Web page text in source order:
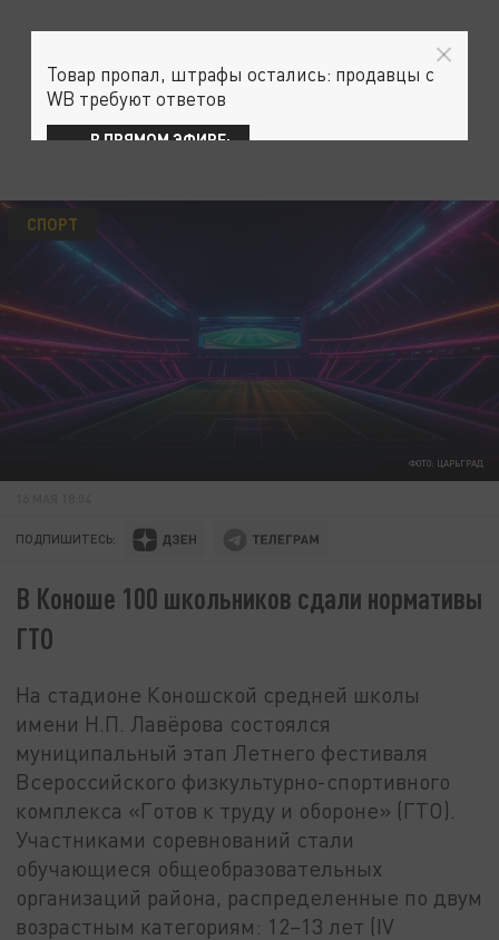
ФОТО: ЦАРЬГРАД
СПОРТ
ПОДПИШИТЕСЬ:
В Коноше 100 школьников сдали нормативы
ГТО
На стадионе Коношской средней школы
имени Н.П. Лавёрова состоялся
муниципальный этап Летнего фестиваля
Всероссийского физкультурно-спортивного
комплекса «Готов к труду и обороне» (ГТО).
Участниками соревнований стали
обучающиеся общеобразовательных
организаций района, распределенные по двум
возрастным категориям: 12–13 лет (IV
Товар пропал, штрафы остались: продавцы с
WB требуют ответов
В ПРЯМОМ ЭФИРЕ: